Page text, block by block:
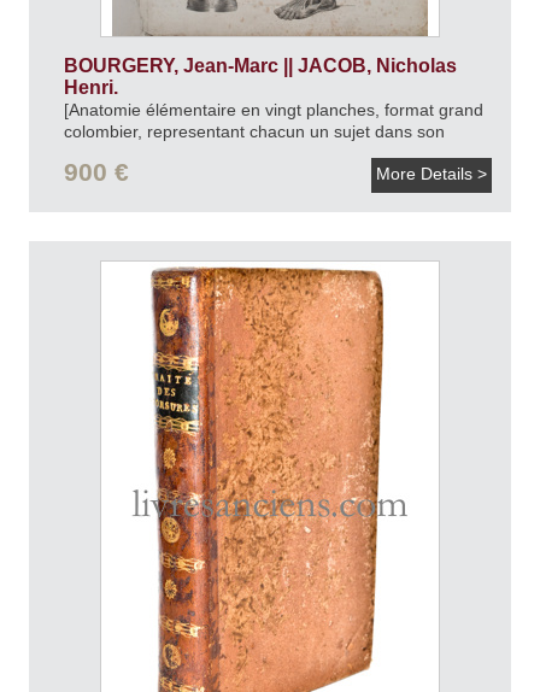
BOURGERY, Jean-Marc || JACOB, Nicholas
Henri.
[Anatomie élémentaire en vingt planches, format grand
colombier, representant chacun un sujet dans son
[v.1850].
900 € More Details >